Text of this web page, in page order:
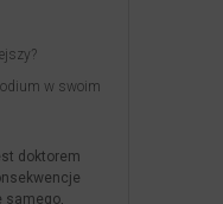
w swoim
doktorem
samego,